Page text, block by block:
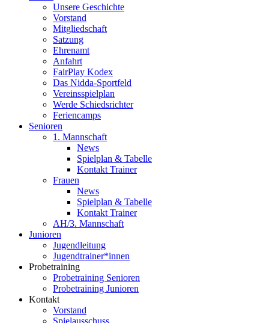
Unsere Geschichte
Vorstand
Mitgliedschaft
Satzung
Ehrenamt
Anfahrt
FairPlay Kodex
Das Nidda-Sportfeld
Vereinsspielplan
Werde Schiedsrichter
Feriencamps
Senioren
1. Mannschaft
News
Spielplan & Tabelle
Kontakt Trainer
Frauen
News
Spielplan & Tabelle
Kontakt Trainer
AH/3. Mannschaft
Junioren
Jugendleitung
Jugendtrainer*innen
Probetraining
Probetraining Senioren
Probetraining Junioren
Kontakt
Vorstand